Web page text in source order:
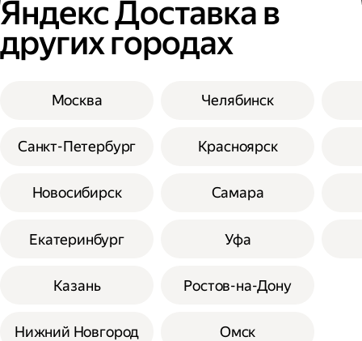
Яндекс Доставка в
других городах
Москва
Санкт-Петербург
Новосибирск
Екатеринбург
Казань
Нижний Новгород
Челябинск
Красноярск
Самара
Уфа
Ростов-на-Дону
Омск